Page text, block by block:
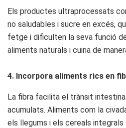
Els productes ultraprocessats
no saludables i sucre en excés,
fetge i dificulten la seva funció
aliments naturals i cuina de
4. Incorpora aliments rics en
La fibra facilita el trànsit
acumulats. Aliments com la
els llegums i els cereals integrals